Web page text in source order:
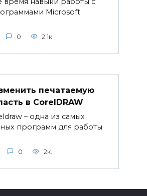
Microsoft
0 2.1к.
печатаемую
в CorelDRAW
– одна из самых
программ для работы
0 2к.